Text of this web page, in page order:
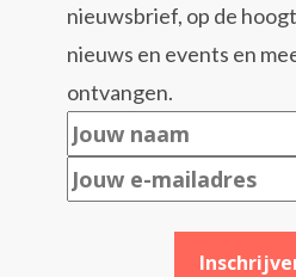
nieuwsbrief, op de
nieuws en events en
ontvangen.